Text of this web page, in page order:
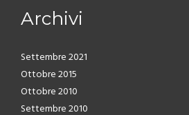
Archivi
Settembre 2021
Ottobre 2015
Ottobre 2010
Settembre 2010